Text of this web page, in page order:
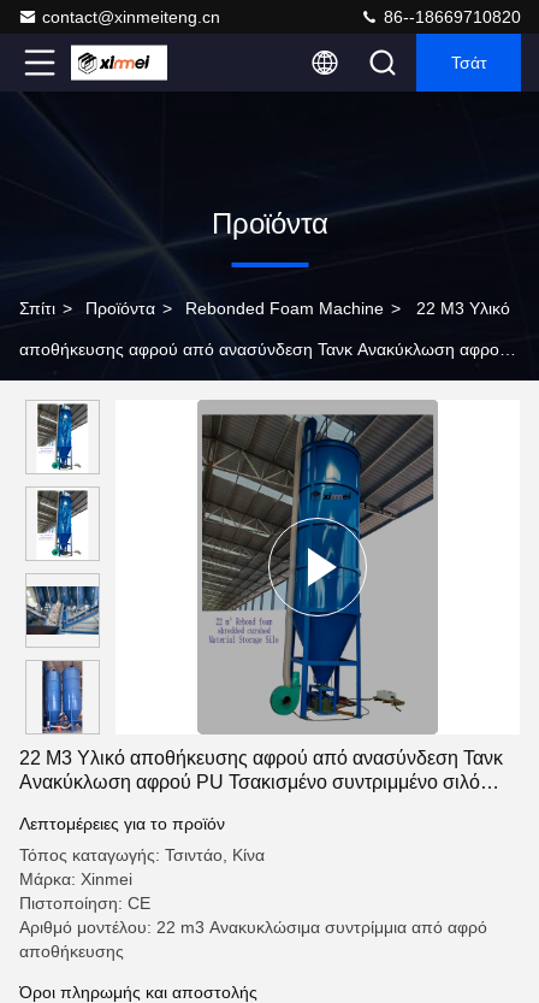
contact@xinmeiteng.cn 86--18669710820
Τσάτ
Προϊόντα
Σπίτι > Προϊόντα > Rebonded Foam Machine > 22 M3 Υλικό
αποθήκευσης αφρού από ανασύνδεση Τανκ Ανακύκλωση αφρού
αφρού ατμού
22 M3 Υλικό αποθήκευσης αφρού από ανασύνδεση Τανκ
Ανακύκλωση αφρού PU Τσακισμένο συντριμμένο σιλό
Λεπτομέρειες για το προϊόν
Τόπος καταγωγής: Τσιντάο, Κίνα
Μάρκα: Xinmei
Πιστοποίηση: CE
Αριθμό μοντέλου: 22 m3 Ανακυκλώσιμα συντρίμμια από αφρό
αποθήκευσης
Όροι πληρωμής και αποστολής